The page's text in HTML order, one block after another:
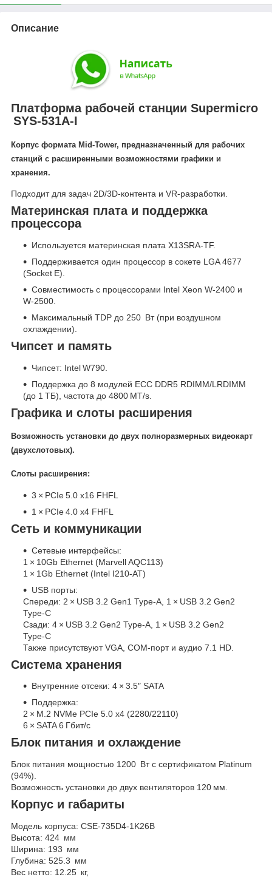
Описание
Платформа рабочей станции Supermicro
SYS‑531A‑I
Корпус формата Mid‑Tower, предназначенный для рабочих
станций с расширенными возможностями графики и
хранения.
Подходит для задач 2D/3D‑контента и VR-разработки.
Материнская плата и поддержка
процессора
Используется материнская плата X13SRA‑TF.
Поддерживается один процессор в сокете LGA 4677
(Socket E).
Совместимость с процессорами Intel Xeon W‑2400 и
W‑2500.
Максимальный TDP до 250 Вт (при воздушном
охлаждении).
Чипсет и память
Чипсет: Intel W790.
Поддержка до 8 модулей ECC DDR5 RDIMM/LRDIMM
(до 1 ТБ), частота до 4800 MT/s.
Графика и слоты расширения
Возможность установки до двух полноразмерных видеокарт
(двухслотовых).
Слоты расширения:
3 × PCIe 5.0 x16 FHFL
1 × PCIe 4.0 x4 FHFL
Сеть и коммуникации
Сетевые интерфейсы:
1 × 10Gb Ethernet (Marvell AQC113)
1 × 1Gb Ethernet (Intel I210‑AT)
USB порты:
Спереди: 2 × USB 3.2 Gen1 Type‑A, 1 × USB 3.2 Gen2
Type‑C
Сзади: 4 × USB 3.2 Gen2 Type‑A, 1 × USB 3.2 Gen2
Type‑C
Также присутствуют VGA, COM-порт и аудио 7.1 HD.
Система хранения
Внутренние отсеки: 4 × 3.5″ SATA
Поддержка:
2 × M.2 NVMe PCIe 5.0 x4 (2280/22110)
6 × SATA 6 Гбит/с
Блок питания и охлаждение
Блок питания мощностью 1200 Вт с сертификатом Platinum
(94%).
Возможность установки до двух вентиляторов 120 мм.
Корпус и габариты
Модель корпуса: CSE‑735D4‑1K26B
Высота: 424 мм
Ширина: 193 мм
Глубина: 525.3 мм
Вес нетто: 12.25 кг,